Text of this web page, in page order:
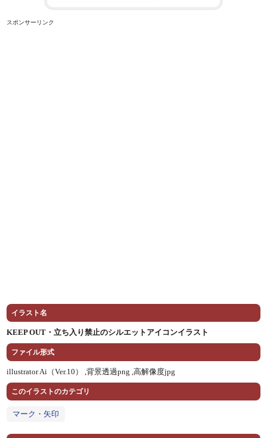
スポンサーリンク
イラスト名
KEEP OUT・立ち入り禁止のシルエットアイコンイラスト
ファイル形式
illustrator Ai（Ver.10） ,背景透過png ,高解像度jpg
このイラストのカテゴリ
マーク・矢印